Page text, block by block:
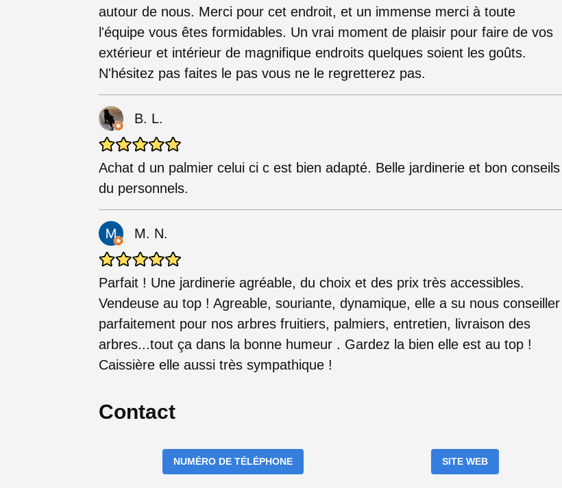
autour de nous. Merci pour cet endroit, et un immense merci à toute
l'équipe vous êtes formidables. Un vrai moment de plaisir pour faire de vos
extérieur et intérieur de magnifique endroits quelques soient les goûts.
N'hésitez pas faites le pas vous ne le regretterez pas.
B. L.
Achat d un palmier celui ci c est bien adapté. Belle jardinerie et bon conseils
du personnels.
M. N.
Parfait ! Une jardinerie agréable, du choix et des prix très accessibles.
Vendeuse au top ! Agreable, souriante, dynamique, elle a su nous conseiller
parfaitement pour nos arbres fruitiers, palmiers, entretien, livraison des
arbres...tout ça dans la bonne humeur . Gardez la bien elle est au top !
Caissière elle aussi très sympathique !
Contact
NUMÉRO DE TÉLÉPHONE SITE WEB